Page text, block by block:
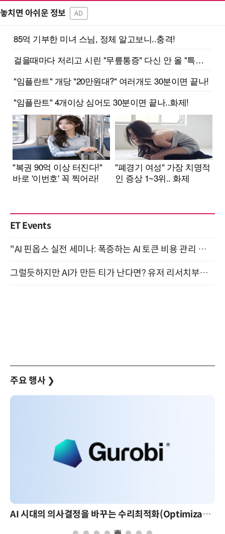
놓치면 아쉬운 정보 AD
ET Events
"AI 핀옵스 실전 세미나: 폭증하는 AI 토큰 비용 관리 전략" 8월 21일 개최
그럴듯하지만 AI가 만든 티가 난다면? 유저 리서치부터 배포까지! (9/15)
주요 행사 ❯
AI 시대의 의사결정을 바꾸는 수리최적화(Optimization): 실제 산업 적용 사례와 활용 전략